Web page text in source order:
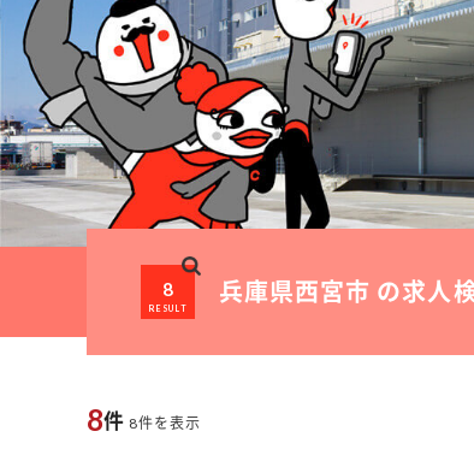
8
RESULT
兵庫県西宮市 の求人
8件 8件を表示